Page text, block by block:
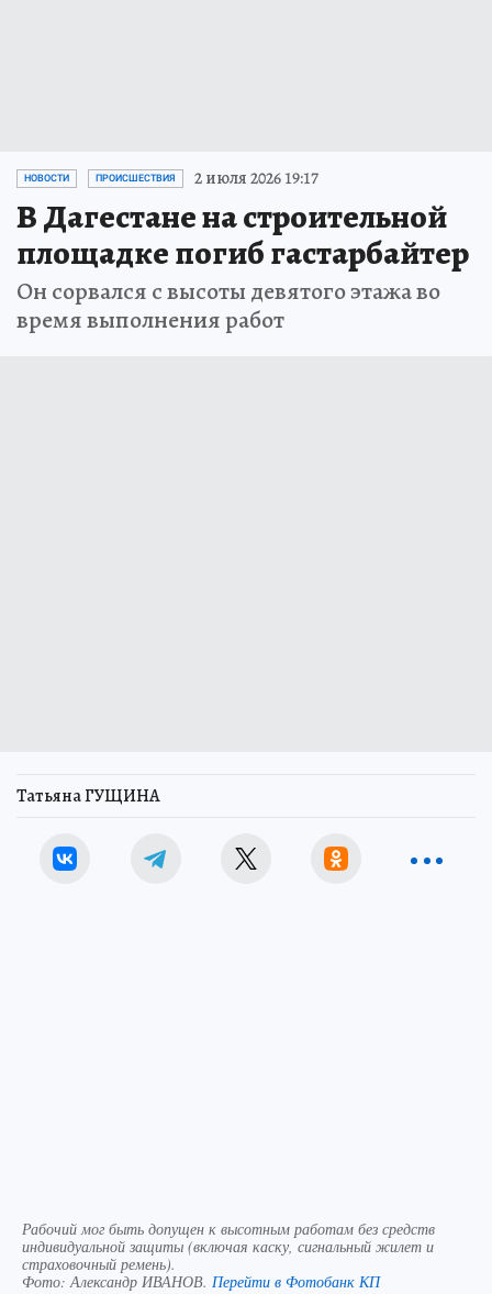
НОВОСТИ ПРОИСШЕСТВИЯ 2 июля 2026 19:17
В Дагестане на строительной
площадке погиб гастарбайтер
Он сорвался с высоты девятого этажа во
время выполнения работ
Татьяна ГУЩИНА
Рабочий мог быть допущен к высотным работам без средств
индивидуальной защиты (включая каску, сигнальный жилет и
страховочный ремень).
Фото:Александр ИВАНОВ. Перейти в Фотобанк КП